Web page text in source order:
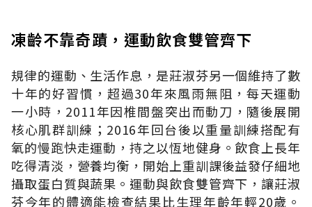
凍齡不靠奇蹟，運動飲食雙管齊下
規律的運動、生活作息，是莊淑芬另一個維持了數
十年的好習慣，超過30年來風雨無阻，每天運動
一小時，2011年因椎間盤突出而動刀，隨後展開
核心肌群訓練；2016年回台後以重量訓練搭配有
氧的慢跑快走運動，持之以恆地健身。飲食上長年
吃得清淡，營養均衡，開始上重訓課後益發仔細地
攝取蛋白質與蔬果。運動與飲食雙管齊下，讓莊淑
芬今年的體適能檢查結果比生理年齡年輕20歲。